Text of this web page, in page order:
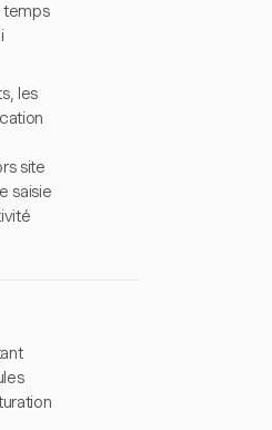
temps
les
site
saisie